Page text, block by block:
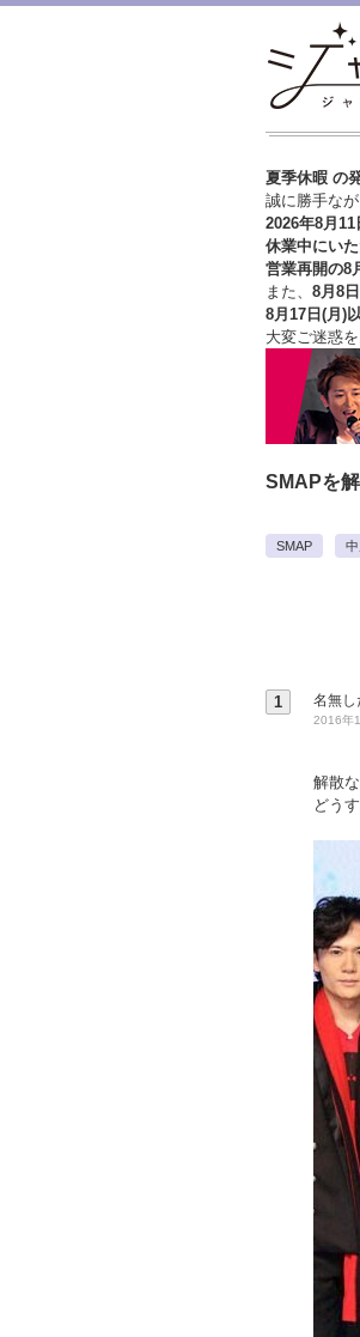
夏季休暇 の
誠に勝手な
2026年8月
休業中にい
営業再開の8
また、 8月8
8月17日(月)
大変ご迷惑
SMAPを
SMAP
1 名無し
2016年
解散
どう